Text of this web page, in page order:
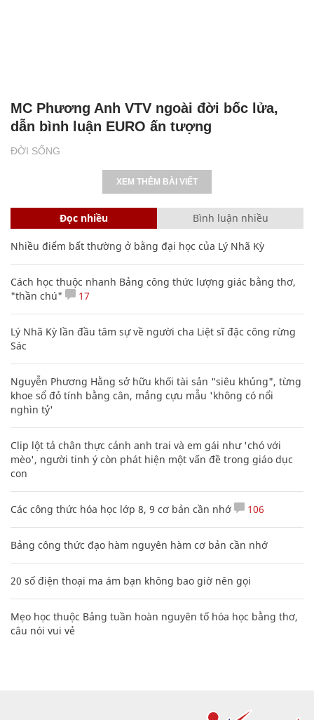
ĐỜI SỐNG
MC Phương Anh VTV ngoài đời bốc lửa,
dẫn bình luận EURO ấn tượng
XEM THÊM BÀI VIẾT
Đọc nhiều Bình luận nhiều
Nhiều điểm bất thường ở bằng đại học của Lý Nhã Kỳ
Cách học thuộc nhanh Bảng công thức lượng giác bằng thơ,
"thần chú"
17
Lý Nhã Kỳ lần đầu tâm sự về người cha Liệt sĩ đặc công rừng
Sác
Nguyễn Phương Hằng sở hữu khối tài sản "siêu khủng", từng
khoe sổ đỏ tính bằng cân, mắng cựu mẫu 'không có nổi
nghìn tỷ'
Clip lột tả chân thực cảnh anh trai và em gái như 'chó với
mèo', người tinh ý còn phát hiện một vấn đề trong giáo dục
con
Các công thức hóa học lớp 8, 9 cơ bản cần nhớ 106
Bảng công thức đạo hàm nguyên hàm cơ bản cần nhớ
20 số điện thoại ma ám bạn không bao giờ nên gọi
Mẹo học thuộc Bảng tuần hoàn nguyên tố hóa học bằng thơ,
câu nói vui vẻ